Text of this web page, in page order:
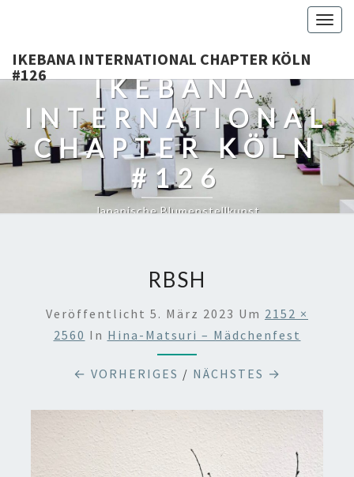
IKEBANA INTERNATIONAL CHAPTER KÖLN
#126
IKEBANA
INTERNATIONAL
CHAPTER KÖLN
#126
Japanische Blumenstellkunst
RBSH
Veröffentlicht 5. März 2023 Um 2152 ×
2560 In Hina-Matsuri – Mädchenfest
← VORHERIGES / NÄCHSTES →